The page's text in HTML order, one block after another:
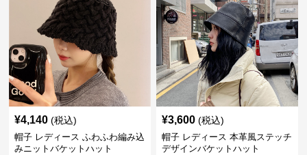
¥4,140 (税込)
帽子 レディース ふわふわ編み込
みニットバケットハット
¥3,600 (税込)
帽子 レディース 本革風ステッチ
デザインバケットハット